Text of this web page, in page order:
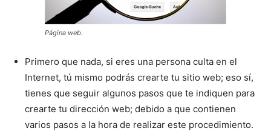
Página web.
Primero que nada, si eres una persona culta en el
Internet, tú mismo podrás crearte tu sitio web; eso sí,
tienes que seguir algunos pasos que te indiquen para
crearte tu dirección web; debido a que contienen
varios pasos a la hora de realizar este procedimiento.